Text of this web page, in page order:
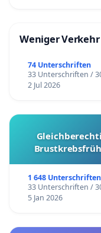
Weniger
74 Unterschriften
33 Unterschriften /
2 Jul 2026
1 648 Unterschriften
33 Unterschriften /
5 Jan 2026